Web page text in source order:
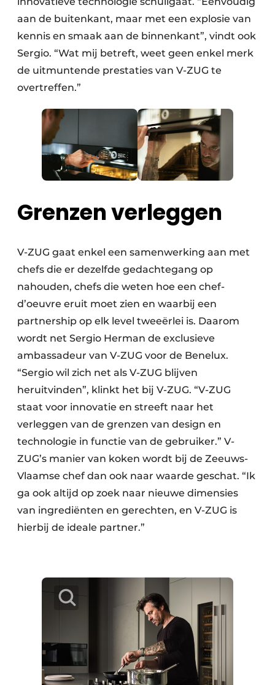
aan de buitenkant, maar met een explosie van
kennis en smaak aan de binnenkant”, vindt ook
Sergio. “Wat mij betreft, weet geen enkel merk
de uitmuntende prestaties van V-ZUG te
overtreffen.”
Grenzen verleggen
V-ZUG gaat enkel een samenwerking aan met
chefs die er dezelfde gedachtegang op
nahouden, chefs die weten hoe een chef-
d’oeuvre eruit moet zien en waarbij een
partnership op elk level tweeërlei is. Daarom
wordt net Sergio Herman de exclusieve
ambassadeur van V-ZUG voor de Benelux.
“Sergio wil zich net als V-ZUG blijven
heruitvinden”, klinkt het bij V-ZUG. “V-ZUG
staat voor innovatie en streeft naar het
verleggen van de grenzen van design en
technologie in functie van de gebruiker.” V-
ZUG’s manier van koken wordt bij de Zeeuws-
Vlaamse chef dan ook naar waarde geschat. “Ik
ga ook altijd op zoek naar nieuwe dimensies
van ingrediënten en gerechten, en V-ZUG is
hierbij de ideale partner.”